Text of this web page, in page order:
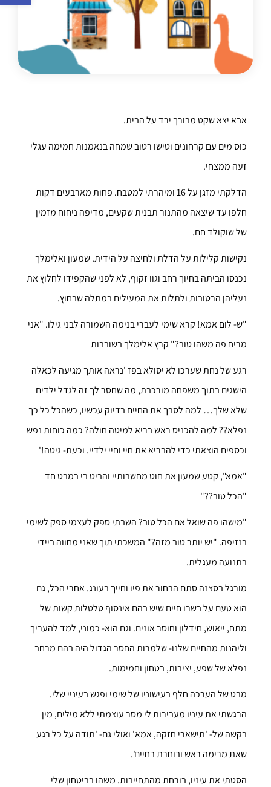
אבא יצא שקט מבורך ירד על הבית.
כוס מים עם קרחונים וטישו רטוב שמחה בנאמנות חמימה עגלי
זעה ממצחי.
הדלקתי מזגן על 16 ומיהרתי למטבח. פחות מארבעים דקות
חלפו עד שיצאה מהתנור תבנית שקעים, מדיפה ניחוח מזמין
של שוקולד חם.
נקישות קלילות על הדלת ולחיצה על הידית. שמעון ואלימלך
נכנסו הביתה בחיוך רחב וגוו זקוף, לא לפני שהקפידו לחלוץ את
נעליהן הרטובות ולתלות את המעילים במתלה שבחוץ.
"ש- לום אמא! קרא שימי לעברי בנימה השמורה לבני גילו. "אני
מריח פה משהו טוב?" קרץ אלימלך בשובבות
רגע של נחת שערכו לא יסולא בפז 'נראה אותך מגיעה לכאלה
הישגים בתוך משפחה מורכבת, מה שחסר לך זה לגדל ילדים
שלא שלך… למה לסבך את החיים בדיוק עכשיו, כשהכל כל כך
נפלא?? למה להכניס ראש בריא למיטה חולה? כמה כוחות נפש
וכספים הוצאתי כדי להבריא את חיי וחיי ילדיי. וכעת- גיטה!'
"אמא", קטע שמעון את חוט מחשבותיי והביט בי במבט חד
"הכל טוב??"
"מישהו פה שואל אם הכל טוב? השבתי ספק לעצמי ספק לשימי
בנזיפה. "יש יותר טוב מזה?" המשכתי תוך שאני מחווה ביידי
בתנועה מעגלית.
מורגל בסצנה סתם הבחור את פיו וחייך בעונג. אחרי הכל, גם
הוא טעם על בשרו חיים שיש בהם אינסוף טלטלות קשות של
מתח, ייאוש, חידלון וחוסר אונים. וגם הוא- כמוני, למד להעריך
וליהנות מהחיים שלנו- שלמרות החסר הגדול היה בהם מרחב
נפלא של שפע, יציבות, בטחון וחמימות.
מבט של הערכה חלף בעישוניו של שימי ופגש בעיניי שלי.
הרגשתי את עיניו מעבירות לי מסר עוצמתי ללא מילים, מין
בקשה של- 'תישארי חזקה, אמא' ואולי גם- 'תודה על כל רגע
שאת מרימה ראש ובוחרת בחיים'.
הסטתי את עיניו, בורחת מהתחייבות. משהו בביטחון שלי